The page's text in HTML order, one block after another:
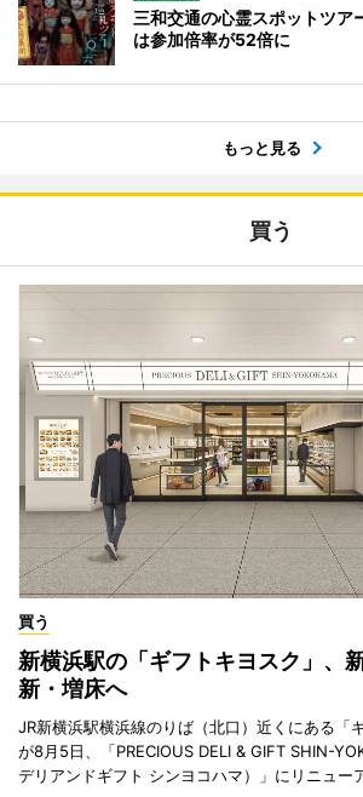
三和交通の心霊スポットツ
は参加倍率が52倍に
もっと見る
買う
買う
新横浜駅の「ギフトキヨスク」、
新・増床へ
JR新横浜駅横浜線のりば（北口）近くにある「
が8月5日、「PRECIOUS DELI & GIFT SHIN-
デリアンドギフト シンヨコハマ）」にリニュー